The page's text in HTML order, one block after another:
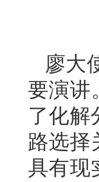
廖大
要演讲
了化解
路选择
具有现